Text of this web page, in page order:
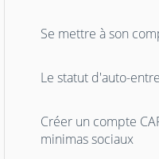
Se mettre à son
Le statut d'auto-
Créer un compte
minimas sociaux